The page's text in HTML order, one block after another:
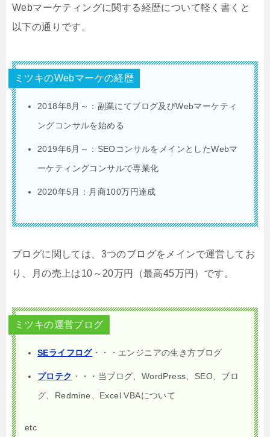
Webマーケティングに関する経歴について軽く書くと
以下の通りです。
ミツキのWebマーケの経歴
2018年8月～：副業にてブログ及びWebマーケティ
ングコンサルを始める
2019年6月～：SEOコンサルをメインとしたWebマ
ーケティングコンサルで専業化
2020年5月：月商100万円達成
ブログに関しては、3つのブログをメインで運営してお
り、月の売上は10～20万円（最高45万円）です。
ミツキの運営ブログ
SEライフログ・・・エンジニアの生き方ブログ
プロテク ・・・当ブログ、WordPress、SEO、ブロ
グ、Redmine、Excel VBAについて
etc